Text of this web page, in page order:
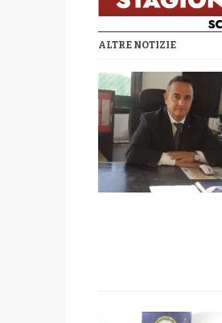
ALTRE NOTIZIE